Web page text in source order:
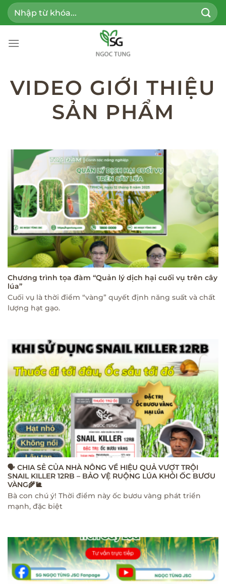
Bỏ
qua
dung
Tìm
kiếm:
VIDEO GIỚI THIỆU
SẢN PHẨM
Chương trình tọa đàm “Quản lý dịch hại cuối vụ trên cây
lúa”
Cuối vụ là thời điểm “vàng” quyết định năng suất và chất
lượng hạt gạo.
🗣 CHIA SẺ CỦA NHÀ NÔNG VỀ HIỆU QUẢ VƯỢT TRỘI
SNAIL KILLER 12RB – BẢO VỆ RUỘNG LÚA KHỎI ỐC BƯƠU
VÀNG🌾🐌
Bà con chú ý! Thời điểm này ốc bươu vàng phát triển
mạnh, đặc biệt